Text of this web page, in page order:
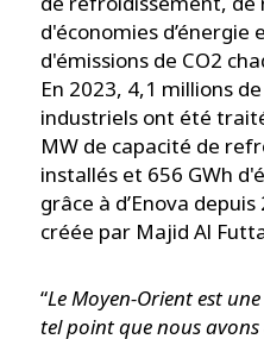
d'économies d’énergie
d'émissions de CO2
En 2023, 4,1 millions
industriels ont été
MW de capacité de
installés et 656 GWh
grâce à d’Enova
créée par Majid Al
“Le Moyen-Orient est
tel point que nous avons